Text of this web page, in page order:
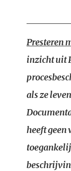
Presteren
inzicht uit
als ze
heeft geen